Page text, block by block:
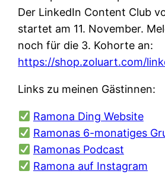
Der LinkedIn Content Club
startet am 11. November.
noch für die 3. Kohorte an:
https://shop.zoluart.com/
Links zu meinen Gästinnen:
Ramona Ding Website
Ramonas 6-monatiges
Ramonas Podcast
Ramona auf Instagram